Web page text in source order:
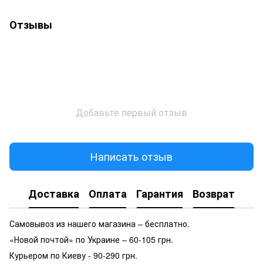
Отзывы
Добавьте первый отзыв
Написать отзыв
Доставка Оплата Гарантия Возврат
Самовывоз из нашего магазина – бесплатно.
«Новой почтой» по Украине – 60-105 грн.
Курьером по Киеву - 90-290 грн.